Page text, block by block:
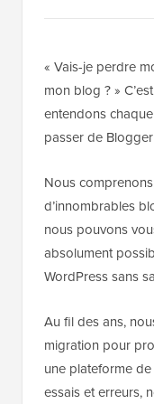
« Vais-je perdre
mon blog ? »
entendons
passer de
Nous
d’innombrables
nous pouvons
absolument
WordPress sans
Au fil des ans,
migration pour
une plateforme
essais et erreurs,